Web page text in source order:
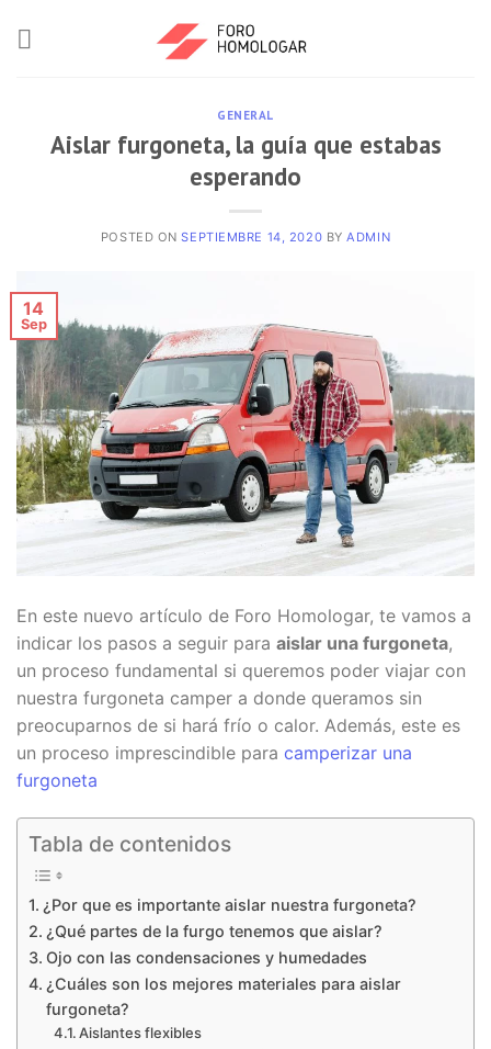
GENERAL
Aislar furgoneta, la guía que estabas
esperando
POSTED ONSEPTIEMBRE 14, 2020 BYADMIN
14
Sep
En este nuevo artículo de Foro Homologar, te vamos a
indicar los pasos a seguir para aislar una furgoneta,
un proceso fundamental si queremos poder viajar con
nuestra furgoneta camper a donde queramos sin
preocuparnos de si hará frío o calor. Además, este es
un proceso imprescindible para camperizar una
furgoneta
Tabla de contenidos
¿Por que es importante aislar nuestra furgoneta?
¿Qué partes de la furgo tenemos que aislar?
Ojo con las condensaciones y humedades
¿Cuáles son los mejores materiales para aislar
furgoneta?
Aislantes flexibles